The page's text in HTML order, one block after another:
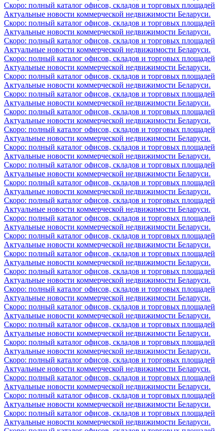
Скоро: полный каталог офисов, складов и торговых площадей
Актуальные новости коммерческой недвижимости Беларуси.
Скоро: полный каталог офисов, складов и торговых площадей
Актуальные новости коммерческой недвижимости Беларуси.
Скоро: полный каталог офисов, складов и торговых площадей
Актуальные новости коммерческой недвижимости Беларуси.
Скоро: полный каталог офисов, складов и торговых площадей
Актуальные новости коммерческой недвижимости Беларуси.
Скоро: полный каталог офисов, складов и торговых площадей
Актуальные новости коммерческой недвижимости Беларуси.
Скоро: полный каталог офисов, складов и торговых площадей
Актуальные новости коммерческой недвижимости Беларуси.
Скоро: полный каталог офисов, складов и торговых площадей
Актуальные новости коммерческой недвижимости Беларуси.
Скоро: полный каталог офисов, складов и торговых площадей
Актуальные новости коммерческой недвижимости Беларуси.
Скоро: полный каталог офисов, складов и торговых площадей
Актуальные новости коммерческой недвижимости Беларуси.
Скоро: полный каталог офисов, складов и торговых площадей
Актуальные новости коммерческой недвижимости Беларуси.
Скоро: полный каталог офисов, складов и торговых площадей
Актуальные новости коммерческой недвижимости Беларуси.
Скоро: полный каталог офисов, складов и торговых площадей
Актуальные новости коммерческой недвижимости Беларуси.
Скоро: полный каталог офисов, складов и торговых площадей
Актуальные новости коммерческой недвижимости Беларуси.
Скоро: полный каталог офисов, складов и торговых площадей
Актуальные новости коммерческой недвижимости Беларуси.
Скоро: полный каталог офисов, складов и торговых площадей
Актуальные новости коммерческой недвижимости Беларуси.
Скоро: полный каталог офисов, складов и торговых площадей
Актуальные новости коммерческой недвижимости Беларуси.
Скоро: полный каталог офисов, складов и торговых площадей
Актуальные новости коммерческой недвижимости Беларуси.
Скоро: полный каталог офисов, складов и торговых площадей
Актуальные новости коммерческой недвижимости Беларуси.
Скоро: полный каталог офисов, складов и торговых площадей
Актуальные новости коммерческой недвижимости Беларуси.
Скоро: полный каталог офисов, складов и торговых площадей
Актуальные новости коммерческой недвижимости Беларуси.
Скоро: полный каталог офисов, складов и торговых площадей
Актуальные новости коммерческой недвижимости Беларуси.
Скоро: полный каталог офисов, складов и торговых площадей
Актуальные новости коммерческой недвижимости Беларуси.
Скоро: полный каталог офисов, складов и торговых площадей
Актуальные новости коммерческой недвижимости Беларуси.
Скоро: полный каталог офисов, складов и торговых площадей
Актуальные новости коммерческой недвижимости Беларуси.